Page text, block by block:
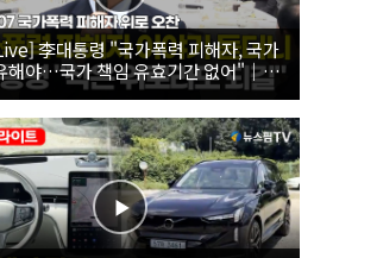
李대통령 "국가폭력 피해자, 국가
해야…국가 책임 유효기간 없어"｜
국가폭력 피해자 위로 오찬